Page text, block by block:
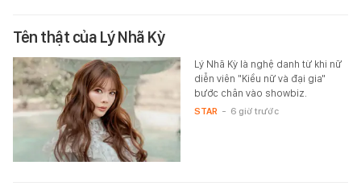
Tên thật của Lý Nhã Kỳ
Lý Nhã Kỳ là nghệ danh từ khi nữ
diễn viên "Kiều nữ và đại gia"
bước chân vào showbiz.
STAR - 6 giờ trước